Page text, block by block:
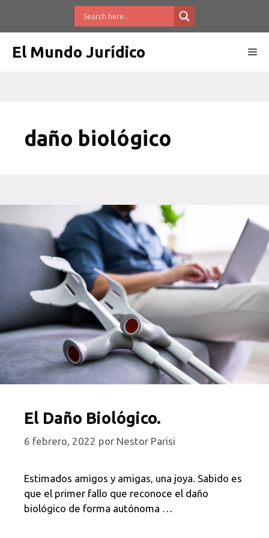
El Mundo Jurídico
daño biológico
El Daño Biológico.
6 febrero, 2022 por Nestor Parisi
Estimados amigos y amigas, una joya. Sabido es
que el primer fallo que reconoce el daño
biológico de forma autónoma …